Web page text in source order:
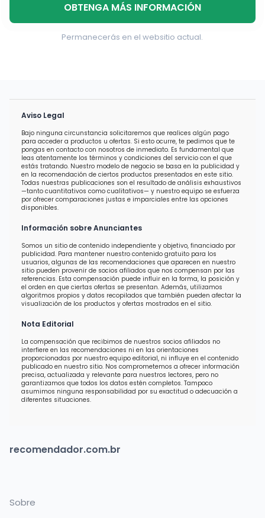
OBTENGA MÁS INFORMACIÓN
Permanecerás en el websitio actual.
Aviso Legal
Bajo ninguna circunstancia solicitaremos que realices algún pago
para acceder a productos u ofertas. Si esto ocurre, te pedimos que te
pongas en contacto con nosotros de inmediato. Es fundamental que
leas atentamente los términos y condiciones del servicio con el que
estás tratando. Nuestro modelo de negocio se basa en la publicidad y
en la recomendación de ciertos productos presentados en este sitio.
Todas nuestras publicaciones son el resultado de análisis exhaustivos
—tanto cuantitativos como cualitativos— y nuestro equipo se esfuerza
por ofrecer comparaciones justas e imparciales entre las opciones
disponibles.
Información sobre Anunciantes
Somos un sitio de contenido independiente y objetivo, financiado por
publicidad. Para mantener nuestro contenido gratuito para los
usuarios, algunas de las recomendaciones que aparecen en nuestro
sitio pueden provenir de socios afiliados que nos compensan por las
referencias. Esta compensación puede influir en la forma, la posición y
el orden en que ciertas ofertas se presentan. Además, utilizamos
algoritmos propios y datos recopilados que también pueden afectar la
visualización de los productos y ofertas mostrados en el sitio.
Nota Editorial
La compensación que recibimos de nuestros socios afiliados no
interfiere en las recomendaciones ni en las orientaciones
proporcionadas por nuestro equipo editorial, ni influye en el contenido
publicado en nuestro sitio. Nos comprometemos a ofrecer información
precisa, actualizada y relevante para nuestros lectores, pero no
garantizamos que todos los datos estén completos. Tampoco
asumimos ninguna responsabilidad por su exactitud o adecuación a
diferentes situaciones.
recomendador.com.br
Sobre